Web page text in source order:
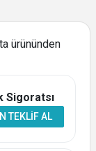
ürününden
Sigoratsı
TEKLIF AL